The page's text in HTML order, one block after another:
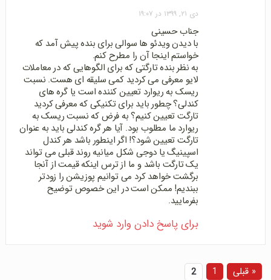
دی ۲۱, ۱۳۹۹ در ۱۹:۰۷
جناب حسینی
با دیدن ویدئو ها سوالی برای بنده پیش آمد که
خواستم اینجا آن را مطرح کنم.
به نظر بنده تارگتی که برای الگوهایی که در معاملات
لایو معرفی می کردید کمی سلیقه ای هست. نسبت
ریسک به ریوارد تعیین کننده است یا گره های
کندلی؟ چطور باید برای تکنیکی که معرفی کردید
تارگت تعیین کنیم؟ به فرض که نسبت ریسک به
ریوارد ما مطلوب بود. آیا هر گره کندلی باید به عنوان
تارگت تعیین شود؟! اگر اینطور باشد هر کندل
اسپینیگ یا دوجی شکل میانیه روند قبلی می تواند
یک تارگت باشد و ما از ترس اینکه قیمت از آنجا
برگشت خواهد کرد می توانیم پوزیشن را زودتر
ببندیم! ممکن است در این خصوص توضیح
بفرمایید.
برای پاسخ دادن وارد شوید
« قبلی 1
2